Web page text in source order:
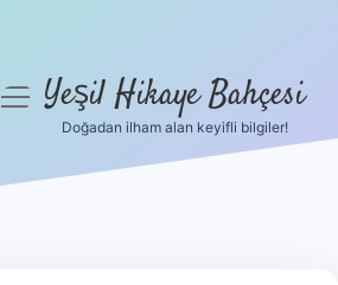
menüyüYeşil Hikaye Bahçesi
Doğadan ilham alan keyifli bilgiler!